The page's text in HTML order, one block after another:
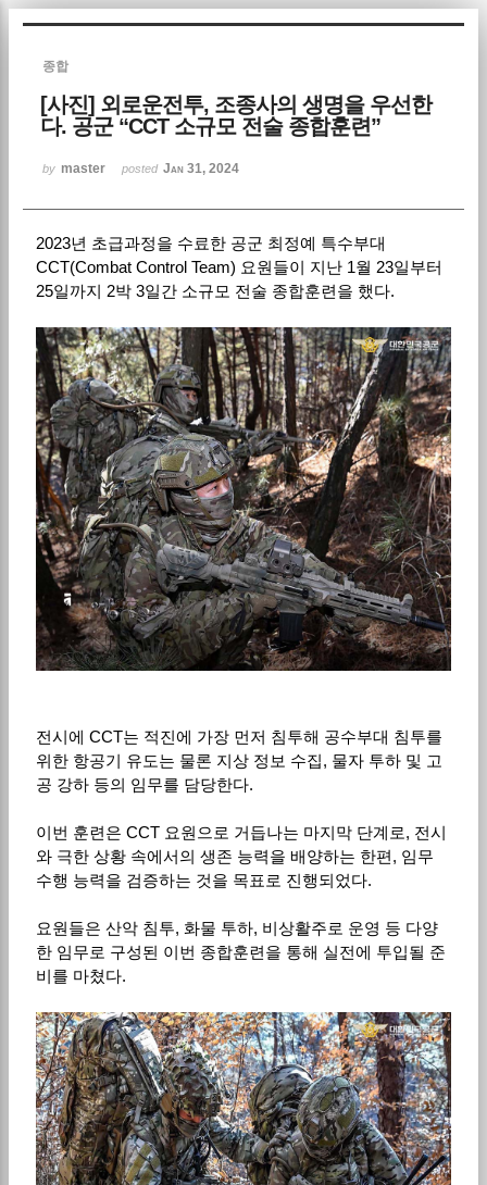
종합
[사진] 외로운전투, 조종사의 생명을 우선한
다. 공군 “CCT 소규모 전술 종합훈련”
by master posted Jan 31, 2024
2023년 초급과정을 수료한 공군 최정예 특수부대
CCT(Combat Control Team) 요원들이 지난 1월 23일부터
25일까지 2박 3일간 소규모 전술 종합훈련을 했다.
전시에 CCT는 적진에 가장 먼저 침투해 공수부대 침투를
위한 항공기 유도는 물론 지상 정보 수집, 물자 투하 및 고
공 강하 등의 임무를 담당한다.
이번 훈련은 CCT 요원으로 거듭나는 마지막 단계로, 전시
와 극한 상황 속에서의 생존 능력을 배양하는 한편, 임무
수행 능력을 검증하는 것을 목표로 진행되었다.
요원들은 산악 침투, 화물 투하, 비상활주로 운영 등 다양
한 임무로 구성된 이번 종합훈련을 통해 실전에 투입될 준
비를 마쳤다.
Sketchbook5, 스케치북5
Sketchbook5, 스케치북5